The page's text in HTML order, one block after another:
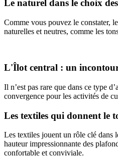
Le naturel dans le choix
Comme vous pouvez le constater,
naturelles et neutres, comme les
L'Îlot central : un
Il n’est pas rare que dans ce type
convergence pour les activités de
Les textiles qui donnent le
Les textiles jouent un rôle clé dans
hauteur impressionnante des
confortable et conviviale.